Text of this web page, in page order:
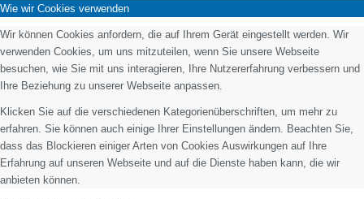
Wie wir Cookies verwenden
Wir können Cookies anfordern, die auf Ihrem Gerät eingestellt werden. Wir
verwenden Cookies, um uns mitzuteilen, wenn Sie unsere Webseite
besuchen, wie Sie mit uns interagieren, Ihre Nutzererfahrung verbessern und
Ihre Beziehung zu unserer Webseite anpassen.
Klicken Sie auf die verschiedenen Kategorienüberschriften, um mehr zu
erfahren. Sie können auch einige Ihrer Einstellungen ändern. Beachten Sie,
dass das Blockieren einiger Arten von Cookies Auswirkungen auf Ihre
Erfahrung auf unseren Webseite und auf die Dienste haben kann, die wir
anbieten können.